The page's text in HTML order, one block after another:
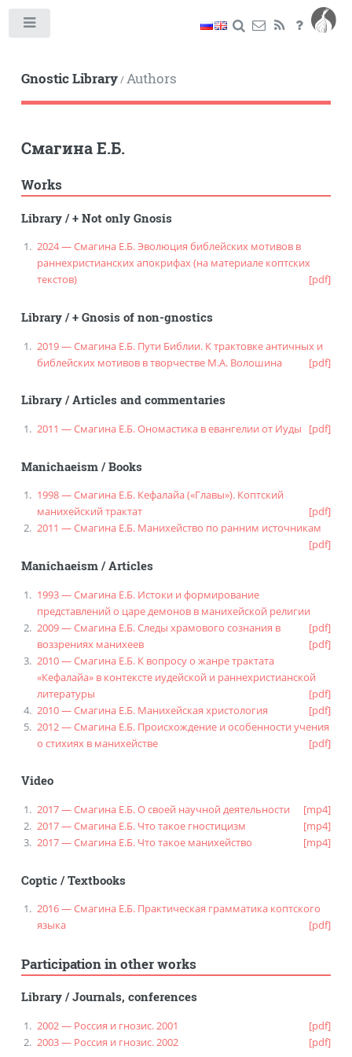
Gnostic Library/Authors
Смагина Е.Б.
Works
Library/+ Not only Gnosis
2024 — Смагина Е.Б. Эволюция библейских мотивов в
раннехристианских апокрифах (на материале коптских
текстов)
[pdf]
Library/+ Gnosis of non-gnostics
2019 — Смагина Е.Б. Пути Библии. К трактовке античных и
библейских мотивов в творчестве М.А. Волошина
[pdf]
Library/Articles and commentaries
2011 — Смагина Е.Б. Ономастика в евангелии от Иуды [pdf]
Manichaeism/Books
1998 — Смагина Е.Б. Кефалайа («Главы»). Коптский
манихейский трактат
[pdf]
2011 — Смагина Е.Б. Манихейство по ранним источникам
[pdf]
Manichaeism/Articles
1993 — Смагина Е.Б. Истоки и формирование
представлений о царе демонов в манихейской религии
[pdf]
2009 — Смагина Е.Б. Следы храмового сознания в
воззрениях манихеев
[pdf]
2010 — Смагина Е.Б. К вопросу о жанре трактата
«Кефалайа» в контексте иудейской и раннехристианской
литературы
[pdf]
2010 — Смагина Е.Б. Манихейская христология
[pdf]
2012 — Смагина Е.Б. Происхождение и особенности учения
о стихиях в манихействе
[pdf]
Video
2017 — Смагина Е.Б. О своей научной деятельности
[mp4]
2017 — Смагина Е.Б. Что такое гностицизм
[mp4]
2017 — Смагина Е.Б. Что такое манихейство
[mp4]
Coptic/Textbooks
2016 — Смагина Е.Б. Практическая грамматика коптского
языка
[pdf]
Participation in other works
Library/Journals, conferences
2002 — Россия и гнозис. 2001
[pdf]
2003 — Россия и гнозис. 2002
[pdf]